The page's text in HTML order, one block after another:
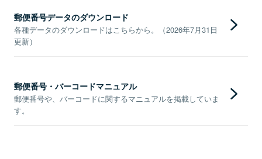
郵便番号データのダウンロード
各種データのダウンロードはこちらから。（2026年7月31日
更新）
郵便番号・バーコードマニュアル
郵便番号や、バーコードに関するマニュアルを掲載していま
す。